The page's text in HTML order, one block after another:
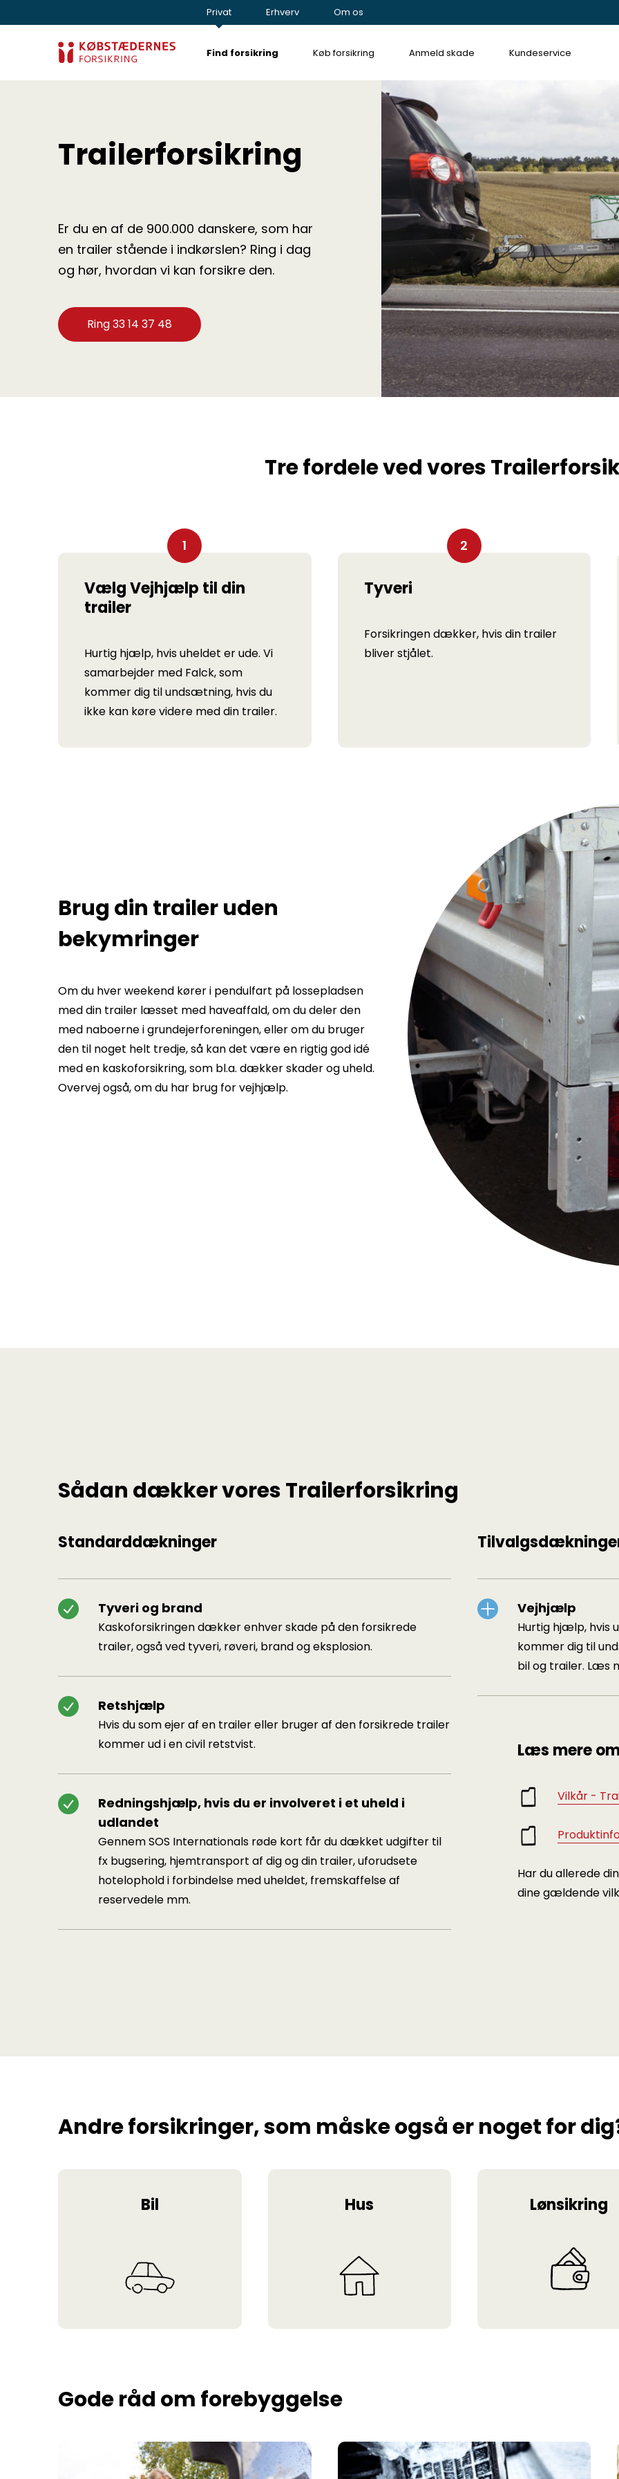
Privat Erhverv Om os
Find forsikring Køb forsikring Anmeld skade Kundeservice
Trailerforsikring
Er du en af de 900.000 danskere, som har
en trailer stående i indkørslen? Ring i dag
og hør, hvordan vi kan forsikre den.
Ring 33 14 37 48
Tre fordele ved vores
Vælg Vejhjælp til din
trailer
Hurtig hjælp, hvis uheldet er ude. Vi
samarbejder med Falck, som
kommer dig til undsætning, hvis du
ikke kan køre videre med din trailer.
Tyveri
Forsikringen dækker, hvis din trailer
bliver stjålet.
Brug din trailer uden
bekymringer
Om du hver weekend kører i pendulfart på lossepladsen
med din trailer læsset med haveaffald, om du deler den
med naboerne i grundejerforeningen, eller om du bruger
den til noget helt tredje, så kan det være en rigtig god idé
med en kaskoforsikring, som bl.a. dækker skader og uheld.
Overvej også, om du har brug for vejhjælp.
Sådan dækker vores Trailerforsikring
Standarddækninger
Tyveri og brand
Kaskoforsikringen dækker enhver skade på den forsikrede
trailer, også ved tyveri, røveri, brand og eksplosion.
Retshjælp
Hvis du som ejer af en trailer eller bruger af den forsikrede trailer
kommer ud i en civil retstvist.
Redningshjælp, hvis du er involveret i et uheld i
udlandet
Gennem SOS Internationals røde kort får du dækket udgifter til
fx bugsering, hjemtransport af dig og din trailer, uforudsete
hotelophold i forbindelse med uheldet, fremskaffelse af
reservedele mm.
Vejhjælp
Hurtig hjælp, hvis
kommer dig til
bil og trailer. Læs
Læs mere
Vilkår -
Har du allerede
dine gældende
Andre forsikringer, som måske også er noget for
Bil Hus Lønsikring
Gode råd om forebyggelse